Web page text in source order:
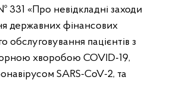
331 «Про невідкладні заходи
державних фінансових
обслуговування пацієнтів з
хворобою COVID-19,
SARS-CoV-2, та